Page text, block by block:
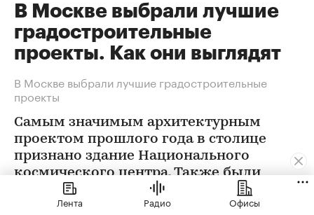
В Москве выбрали лучшие
градостроительные
проекты. Как они выглядят
В Москве выбрали лучшие градостроительные
проекты
Самым значимым архитектурным
проектом прошлого года в столице
признано здание Национального
космического центра. Также были
определены победители еще в 12
номинациях
Лента Радио Офисы